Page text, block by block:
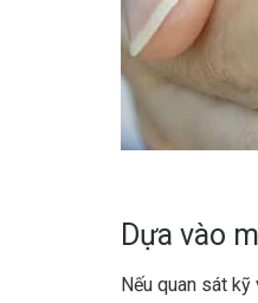
Dựa vào
Nếu quan sát